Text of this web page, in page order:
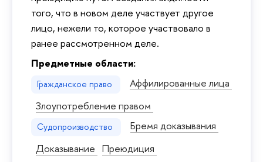
того, что в новом деле участвует другое
лицо, нежели то, которое участвовало в
ранее рассмотренном деле.
Предметные области:
Гражданское право
Аффилированные лица
Злоупотребление правом
Судопроизводство
Бремя доказывания
Доказывание Преюдиция